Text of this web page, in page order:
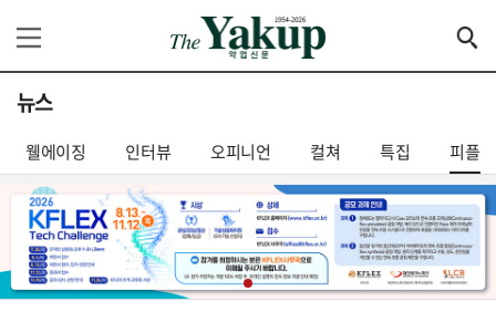
뉴스
웰에이징 인터뷰 오피니언 컬쳐 특집 피플